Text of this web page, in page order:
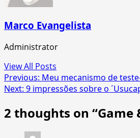
Marco Evangelista
Administrator
View All Posts
Post
navigation
Previous: Meu mecanismo de
Next: 9 impressões sobre o
2 thoughts on “Game